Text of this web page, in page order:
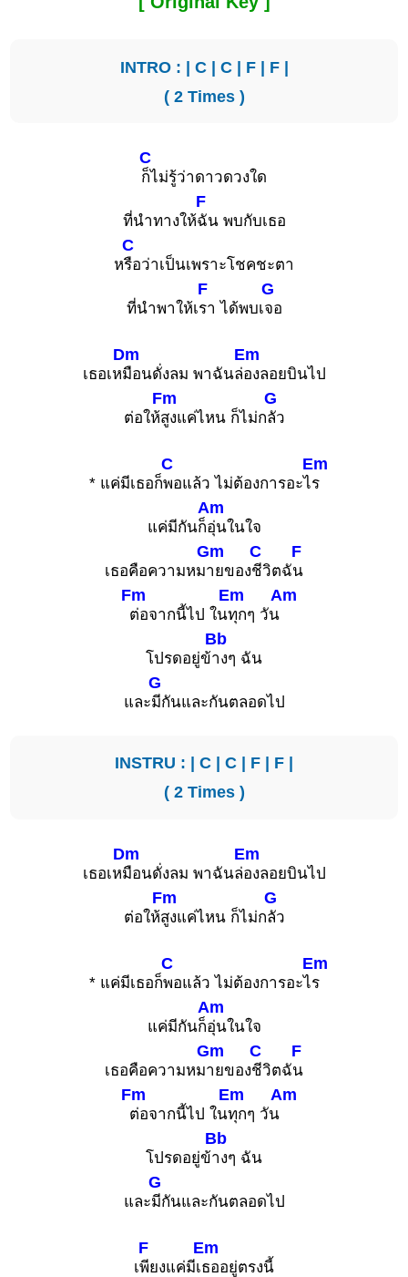
INTRO : | C| C| F| F|
( 2 Times )
C
ก็ไม่รู้ว่าดาวดวงใด
ที่นำทางให้
F
ฉัน พบกับเธอ
ห
C
รือว่าเป็นเพราะโชคชะตา
ที่นำพาให้เ
F
รา ได้พบเ
G
จอ
เธอเห
Dm
มือนดั่งลม พาฉันล่
Em
องลอยบินไป
ต่อให้
Fm
สูงแค่ไหน ก็ไม่ก
G
ลัว
* แค่มีเธอก็
C
พอแล้ว ไม่ต้องการอะไ
Em
ร
แค่มีกันก็
Am
อุ่นในใจ
เธอคือความหม
Gm
ายของ
C
ชีวิตฉั
F
น
Fm
ต่อจากนี้ไป ใน
Em
ทุกๆ วัน
Am
โปรดอยู่ข้
Bb
างๆ ฉัน
และ
G
มีกันและกันตลอดไป
INSTRU : | C | C | F | F |
( 2 Times )
เธอเห
Dm
มือนดั่งลม พาฉันล่
Em
องลอยบินไป
ต่อให้
Fm
สูงแค่ไหน ก็ไม่ก
G
ลัว
* แค่มีเธอก็
C
พอแล้ว ไม่ต้องการอะไ
Em
ร
แค่มีกันก็
Am
อุ่นในใจ
เธอคือความหม
Gm
ายของ
C
ชีวิตฉั
F
น
Fm
ต่อจากนี้ไป ใน
Em
ทุกๆ วัน
Am
โปรดอยู่ข้
Bb
างๆ ฉัน
และ
G
มีกันและกันตลอดไป
เ
F
พียงแค่มีเ
Em
ธออยู่ตรงนี้